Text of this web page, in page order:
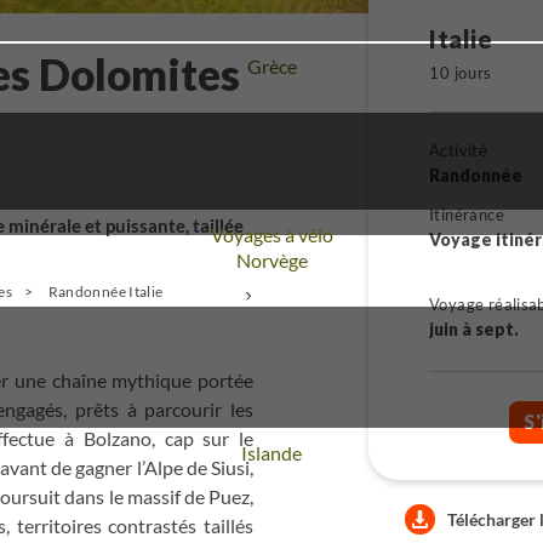
Voyage
Grèce
Voyage
Norvège
Voyage
Islande
Voyages à vélo
Dolomites
minérale et puissante, taillée
Randonnée Italie
une chaîne mythique portée
prêts à parcourir les
à Bolzano, cap sur le
de gagner l’Alpe de Siusi,
dans le massif de Puez,
territoires contrastés taillés
Italie
10 jours
Activité
Randonnée
Itinérance
Voyage
Voyage
juin à sept.
Télécharger